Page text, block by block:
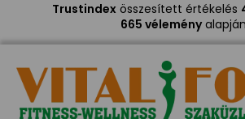
Trustindexösszesített értékelés
665 véleményalapján